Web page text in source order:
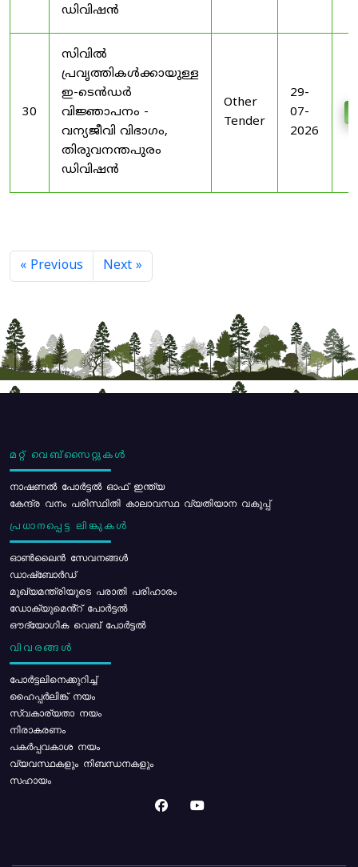
ഡിവിഷൻ
30
സിവിൽ
പ്രവൃത്തികൾക്കായുള്ള
ഇ-ടെൻഡർ
വിജ്ഞാപനം -
വന്യജീവി വിഭാഗം,
തിരുവനന്തപുരം
ഡിവിഷൻ
Other
Tender
29-
07-
2026
« Previous Next »
മറ്റ് വെബ്സൈറ്റുകൾ
നാഷണൽ പോർട്ടൽ ഓഫ് ഇന്ത്യ
കേന്ദ്ര വനം പരിസ്ഥിതി കാലാവസ്ഥ വ്യതിയാന വകുപ്പ്
പ്രധാനപ്പെട്ട ലിങ്കുകൾ
ഓൺലൈൻ സേവനങ്ങൾ
ഡാഷ്ബോർഡ്
മുഖ്യമന്ത്രിയുടെ പരാതി പരിഹാരം
ഡോക്യുമെൻ്റ് പോർട്ടൽ
ഔദ്യോഗിക വെബ് പോർട്ടൽ
വിവരങ്ങൾ
പോര്‍ട്ടലിനെക്കുറിച്ച്
ഹൈപ്പർലിങ്ക് നയം
സ്വകാര്യതാ നയം
നിരാകരണം
പകർപ്പവകാശ നയം
വ്യവസ്ഥകളും നിബന്ധനകളും
സഹായം